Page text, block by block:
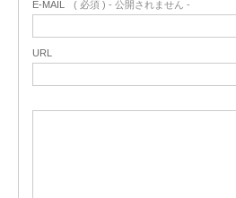
E-MAIL ( 必須 ) - 公開されません -
URL